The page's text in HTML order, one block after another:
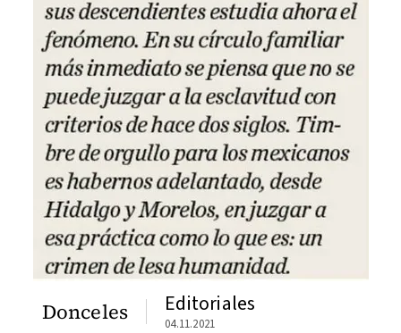
Donceles Editoriales
04.11.2021